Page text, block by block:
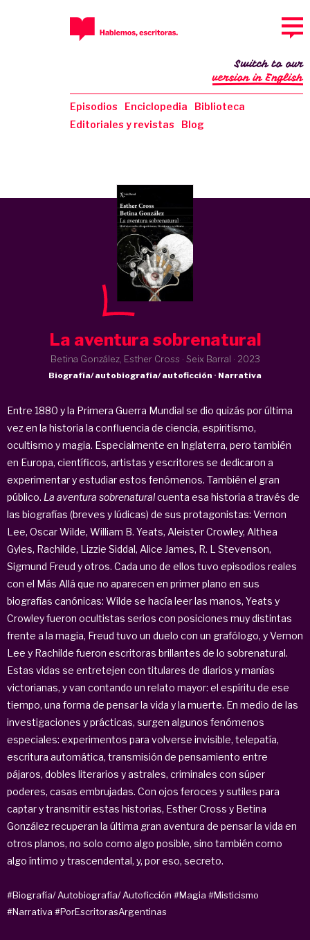
Episodios Enciclopedia
Biblioteca
Editoriales y revistas
Blog
Switch to our
version in English
La aventura sobrenatural
Betina González, Esther Cross · Seix Barral · 2023
Biografía/ autobiografía/ autoficción · Narrativa
Entre 1880 y la Primera Guerra Mundial se dio quizás por última
vez en la historia la confluencia de ciencia, espiritismo,
ocultismo y magia. Especialmente en Inglaterra, pero también
en Europa, científicos, artistas y escritores se dedicaron a
experimentar y estudiar estos fenómenos. También el gran
público. La aventura sobrenaturalcuenta esa historia a través de
las biografías (breves y lúdicas) de sus protagonistas: Vernon
Lee, Oscar Wilde, William B. Yeats, Aleister Crowley, Althea
Gyles, Rachilde, Lizzie Siddal, Alice James, R. L Stevenson,
Sigmund Freud y otros. Cada uno de ellos tuvo episodios reales
con el Más Allá que no aparecen en primer plano en sus
biografías canónicas: Wilde se hacía leer las manos, Yeats y
Crowley fueron ocultistas serios con posiciones muy distintas
frente a la magia, Freud tuvo un duelo con un grafólogo, y Vernon
Lee y Rachilde fueron escritoras brillantes de lo sobrenatural.
Estas vidas se entretejen con titulares de diarios y manías
victorianas, y van contando un relato mayor: el espíritu de ese
tiempo, una forma de pensar la vida y la muerte. En medio de las
investigaciones y prácticas, surgen algunos fenómenos
especiales: experimentos para volverse invisible, telepatía,
escritura automática, transmisión de pensamiento entre
pájaros, dobles literarios y astrales, criminales con súper
poderes, casas embrujadas. Con ojos feroces y sutiles para
captar y transmitir estas historias, Esther Cross y Betina
González recuperan la última gran aventura de pensar la vida en
otros planos, no solo como algo posible, sino también como
algo íntimo y trascendental, y, por eso, secreto.
#Biografía/ Autobiografía/ Autoficción #Magia #Misticismo
#Narrativa #PorEscritorasArgentinas